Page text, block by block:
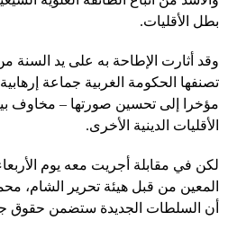
بطل الأقليات.
وقد أثارت الإطاحة به على يد السنة
تصنفها الحكومة الغربية جماعة
مؤخرا إلى تحسين صورتها – مخاوف
الأقليات الدينية الأخرى.
لكن في مقابلة أجريت معه يوم
المعين من قبل هيئة تحرير الشام،
أن السلطات الجديدة ستضمن حقوق